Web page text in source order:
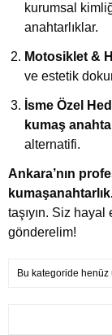
kurumsal
anahtarlıklar.
Motosiklet &
ve estetik
İsme Özel
kumaş
alternatifi.
Ankara’nın
taşıyın. Siz
gönderelim!
Bu kategoride henüz